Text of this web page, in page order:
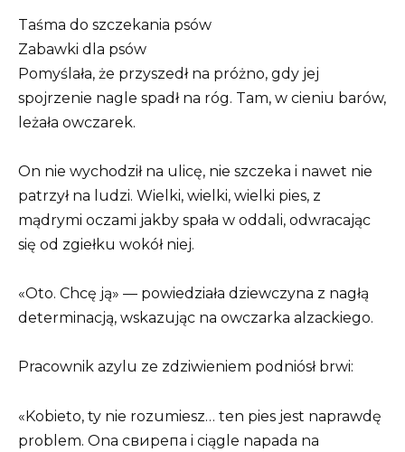
Taśma do szczekania psów
Zabawki dla psów
Pomyślała, że przyszedł na próżno, gdy jej
spojrzenie nagle spadł na róg. Tam, w cieniu barów,
leżała owczarek.
On nie wychodził na ulicę, nie szczeka i nawet nie
patrzył na ludzi. Wielki, wielki, wielki pies, z
mądrymi oczami jakby spała w oddali, odwracając
się od zgiełku wokół niej.
«Oto. Chcę ją» — powiedziała dziewczyna z nagłą
determinacją, wskazując na owczarka alzackiego.
Pracownik azylu ze zdziwieniem podniósł brwi:
«Kobieto, ty nie rozumiesz… ten pies jest naprawdę
problem. Ona свирепа i ciągle napada na